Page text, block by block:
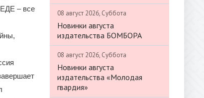
– все
08 август 2026, Суббота
Новинки августа
издательства БОМБОРА
08 август 2026, Суббота
Новинки августа
издательства «Молодая
гвардия»